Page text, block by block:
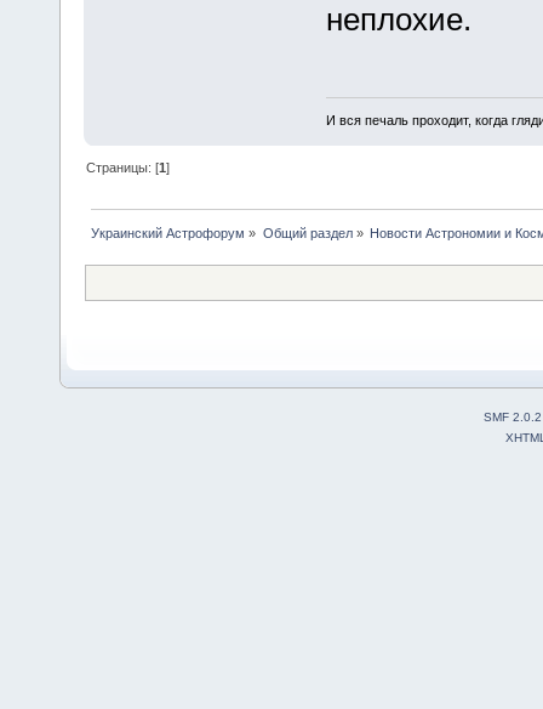
неплохие.
И вся печаль проходит, когда
Страницы: [1]
Украинский Астрофорум » Общий раздел» Новости Астрономии и
SMF 2.0.2